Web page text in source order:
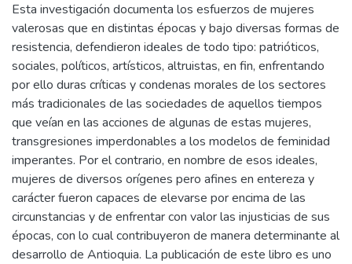
Esta investigación documenta los esfuerzos de mujeres
valerosas que en distintas épocas y bajo diversas formas de
resistencia, defendieron ideales de todo tipo: patrióticos,
sociales, políticos, artísticos, altruistas, en fin, enfrentando
por ello duras críticas y condenas morales de los sectores
más tradicionales de las sociedades de aquellos tiempos
que veían en las acciones de algunas de estas mujeres,
transgresiones imperdonables a los modelos de feminidad
imperantes. Por el contrario, en nombre de esos ideales,
mujeres de diversos orígenes pero afines en entereza y
carácter fueron capaces de elevarse por encima de las
circunstancias y de enfrentar con valor las injusticias de sus
épocas, con lo cual contribuyeron de manera determinante al
desarrollo de Antioquia. La publicación de este libro es uno